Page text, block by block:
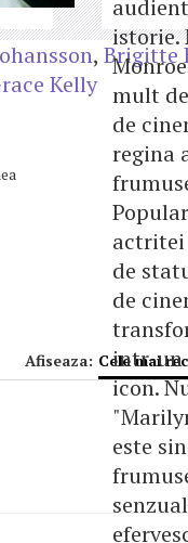
istorie.
mult
de
regina
de
de
intr-un
icon.
este
, Brigitte
Kelly
Afiseaza: Cele mai